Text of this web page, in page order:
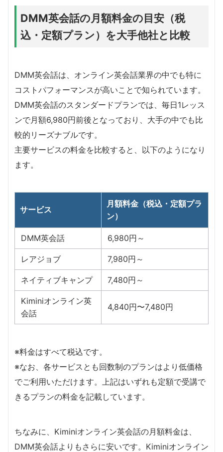
DMM英会話の月額料金の目安（税
込・定額プラン）を大手他社と比較
DMM英会話は、オンライン英会話業界の中でも特に
コストパフォーマンスが高いことで知られています。
DMM英会話のスタンダードプランでは、毎日1レッス
ンで月額6,980円前後となっており、大手の中でも比
較的リーズナブルです。
主要サービスの料金を比較すると、以下のようになり
ます。
サービス
月額料金（税込・定額プラ
ン）
DMM英会話 6,980円～
レアジョブ 7,980円～
ネイティブキャンプ 7,480円～
Kiminiオンライン英
会話
4,840円〜7,480円
※料金はすべて税込です。
※なお、各サービスとも回数制のプランはより低価格
でご利用いただけます。上記はいずれも定額で受講で
きるプランの料金を記載しています。
ちなみに、Kiminiオンライン英会話の月額料金は、
DMM英会話よりもさらに安いです。Kiminiオンライン